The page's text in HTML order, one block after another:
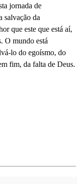
jornada de
salvação da
que este que está aí,
O mundo está
lo do egoísmo, do
fim, da falta de Deus.